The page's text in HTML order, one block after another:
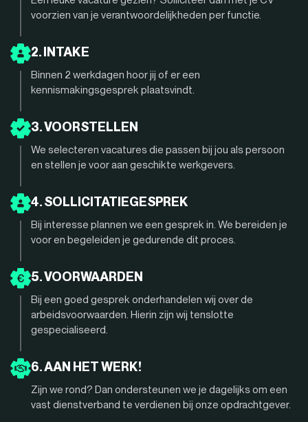
voorzien van je verantwoordelijkheden per functie.
2. INTAKE
Binnen 2 werkdagen hoor jij of er een
kennismakingsgesprek plaatsvindt.
3. VOORSTELLEN
We selecteren vacatures die passen bij jou als persoon
en stellen je voor aan geschikte werkgevers.
4. SOLLICITATIEGESPREK
Bij interesse plannen we een gesprek in. We bereiden je
voor en begeleiden je gedurende dit proces.
5. VOORWAARDEN
Bij een goed gesprek onderhandelen wij over de
arbeidsvoorwaarden. Hierin zijn wij tenslotte
gespecialiseerd.
6. AAN HET WERK!
Zijn we rond? Dan ondersteunen we je dagelijks om een
vast dienstverband te verdienen bij onze opdrachtgever.